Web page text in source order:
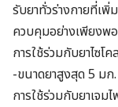
รับยาทั่วร่างกายที่เพิ่
ควบคุมอย่างเพียงพ
การใช้ร่วมกับยาไซ
-ขนาดยาสูงสุด 5 มก
การใช้ร่วมกับยาเจม